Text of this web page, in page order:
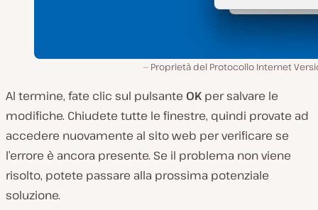
Proprietà del Protocollo Internet
Al termine, fate clic sul pulsante OK per salvare le
modifiche. Chiudete tutte le finestre, quindi provate ad
accedere nuovamente al sito web per verificare se
l’errore è ancora presente. Se il problema non viene
risolto, potete passare alla prossima potenziale
soluzione.